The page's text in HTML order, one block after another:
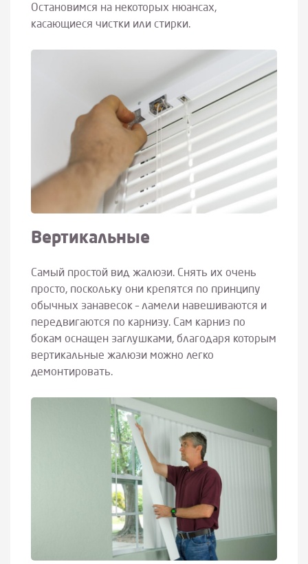
Остановимся на некоторых нюансах,
касающиеся чистки или стирки.
Вертикальные
Самый простой вид жалюзи. Снять их очень
просто, поскольку они крепятся по принципу
обычных занавесок – ламели навешиваются и
передвигаются по карнизу. Сам карниз по
бокам оснащен заглушками, благодаря которым
вертикальные жалюзи можно легко
демонтировать.